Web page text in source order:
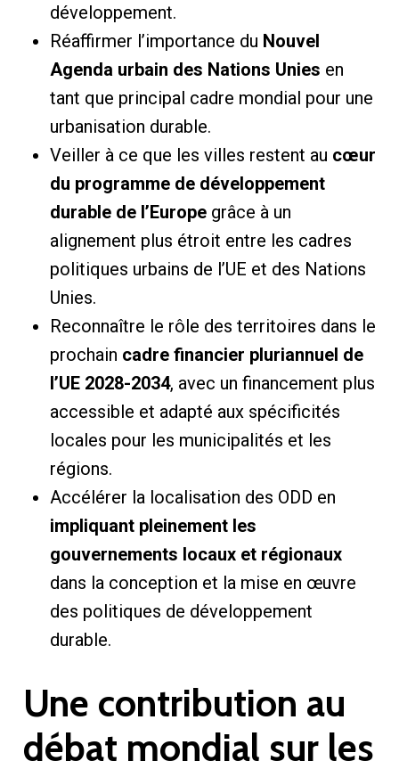
développement.
Réaffirmer l’importance du Nouvel
Agenda urbain des Nations Unies en
tant que principal cadre mondial pour une
urbanisation durable.
Veiller à ce que les villes restent au cœur
du programme de développement
durable de l’Europegrâce à un
alignement plus étroit entre les cadres
politiques urbains de l’UE et des Nations
Unies.
Reconnaître le rôle des territoires dans le
prochain cadre financier pluriannuel de
l’UE 2028-2034, avec un financement plus
accessible et adapté aux spécificités
locales pour les municipalités et les
régions.
Accélérer la localisation des ODD en
impliquant pleinement les
gouvernements locaux et régionaux
dans la conception et la mise en œuvre
des politiques de développement
durable.
Une contribution au
débat mondial sur les